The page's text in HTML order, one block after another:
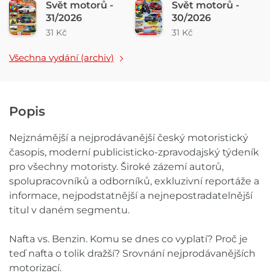
Svět motorů -
31/2026
31 Kč
Svět motorů -
30/2026
31 Kč
Všechna vydání (archiv)
Popis
Nejznámější a nejprodávanější český motoristický
časopis, moderní publicisticko-zpravodajský týdeník
pro všechny motoristy. Široké zázemí autorů,
spolupracovníků a odborníků, exkluzivní reportáže a
informace, nejpodstatnější a nejnepostradatelnější
titul v daném segmentu.
Nafta vs. Benzin. Komu se dnes co vyplatí? Proč je
teď nafta o tolik dražší? Srovnání nejprodávanějších
motorizací.